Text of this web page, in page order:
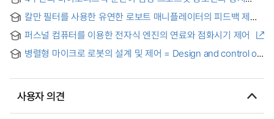
후륜 조향 제어
week Biofeedback Training on Upper Extremity Function,
Stability, and Shoulder Strength in Male CrossFit
Enthusiasts
칼만 필터를 사용한 유연한 로보트 매니플레이터의 피드백 제어
퍼스널 컴퓨터를 이용한 전자식 엔진의 연료와 점화시기 제어
병렬형 마이크로 로봇의 설계 및 제어 = Design and control of
사용자 의견